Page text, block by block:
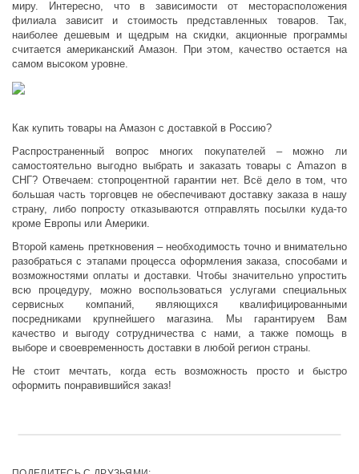
Вход
миру. Интересно, что в зависимости от месторасположения
филиала зависит и стоимость представленных товаров. Так,
наиболее дешевым и щедрым на скидки, акционные программы
считается американский Амазон. При этом, качество остается на
самом высоком уровне.
Как купить товары на Амазон с доставкой в Россию?
Распространенный вопрос многих покупателей – можно ли
самостоятельно выгодно выбрать и заказать товары с Amazon в
СНГ? Отвечаем: стопроцентной гарантии нет. Всё дело в том, что
большая часть торговцев не обеспечивают доставку заказа в нашу
страну, либо попросту отказываются отправлять посылки куда-то
кроме Европы или Америки.
Второй камень преткновения – необходимость точно и внимательно
разобраться с этапами процесса оформления заказа, способами и
возможностями оплаты и доставки. Чтобы значительно упростить
всю процедуру, можно воспользоваться услугами специальных
сервисных компаний, являющихся квалифицированными
посредниками крупнейшего магазина. Мы гарантируем Вам
качество и выгоду сотрудничества с нами, а также помощь в
выборе и своевременность доставки в любой регион страны.
Не стоит мечтать, когда есть возможность просто и быстро
оформить понравившийся заказ!